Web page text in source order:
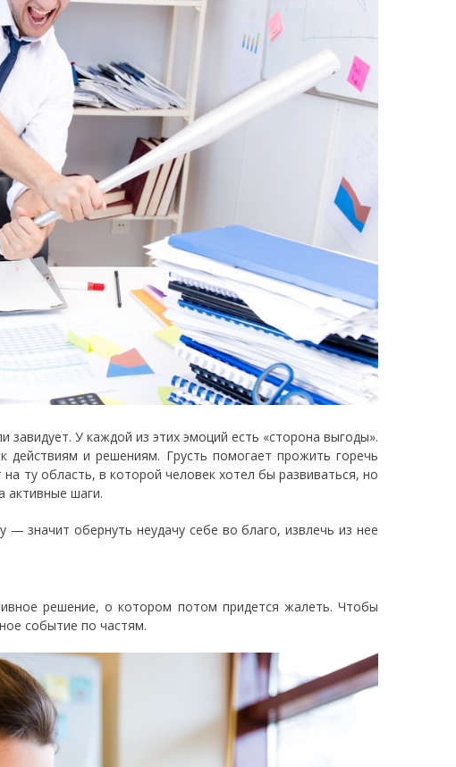
У каждой из этих эмоций есть «сторона выгоды».
и решениям. Грусть помогает прожить горечь
ту область, в которой человек хотел бы развиваться, но
активные шаги.
значит обернуть неудачу себе во благо, извлечь из нее
решение, о котором потом придется жалеть. Чтобы
событие по частям.